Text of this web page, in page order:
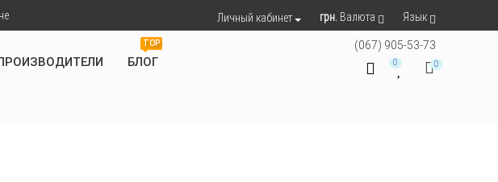
Личный кабинет грн. Валюта Язык
TOP
БЛОГ
(067) 905-53-73
0 0